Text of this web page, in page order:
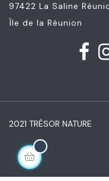
97422 La Saline
Île de la Réunion
2021 TRÉSOR NATURE